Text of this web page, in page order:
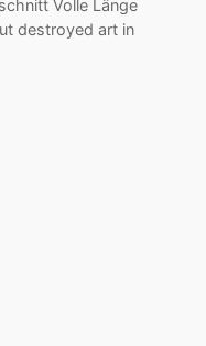
Volle Länge
destroyed art in